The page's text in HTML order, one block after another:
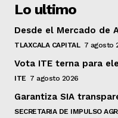
Lo ultimo
Desde el Mercado de
TLAXCALA CAPITAL 7 agosto
Vota ITE terna para
ITE 7 agosto 2026
Garantiza SIA
SECRETARIA DE IMPULSO